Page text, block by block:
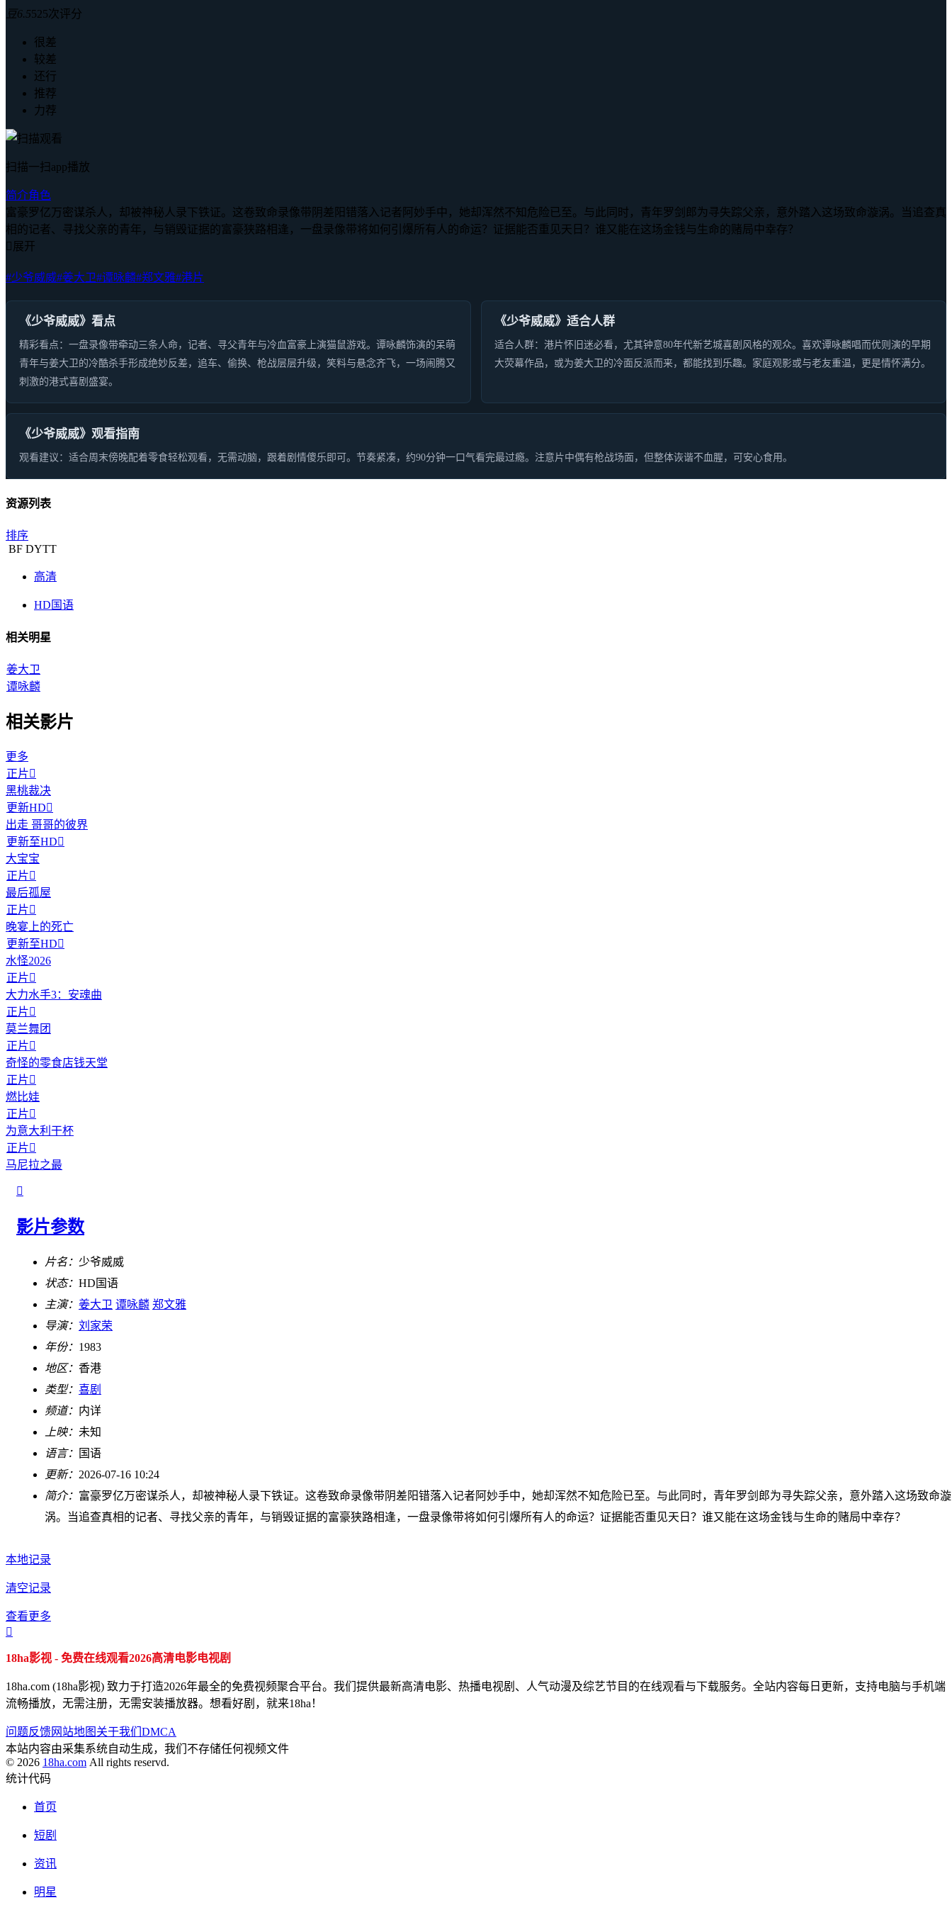
豆6.5525次评分
很差
较差
还行
推荐
力荐
扫描一扫app播放
简介角色
富豪罗亿万密谋杀人，却被神秘人录下铁证。这卷致命录像带阴差阳错落入记者阿妙手中，她却浑然不知危险已至。与此同时，青年罗剑郎为寻失踪父亲，意外踏入这场致命漩涡。当追查真
相的记者、寻找父亲的青年，与销毁证据的富豪狭路相逢，一盘录像带将如何引爆所有人的命运？证据能否重见天日？谁又能在这场金钱与生命的赌局中幸存？
 展开
#少爷威威#姜大卫#谭咏麟#郑文雅#港片
《少爷威威》看点
精彩看点：一盘录像带牵动三条人命，记者、寻父青年与冷血富豪上演猫鼠游戏。谭咏麟饰演的呆萌
青年与姜大卫的冷酷杀手形成绝妙反差，追车、偷换、枪战层层升级，笑料与悬念齐飞，一场闹腾又
刺激的港式喜剧盛宴。
《少爷威威》适合人群
适合人群：港片怀旧迷必看，尤其钟意80年代新艺城喜剧风格的观众。喜欢谭咏麟唱而优则演的早期
大荧幕作品，或为姜大卫的冷面反派而来，都能找到乐趣。家庭观影或与老友重温，更是情怀满分。
《少爷威威》观看指南
观看建议：适合周末傍晚配着零食轻松观看，无需动脑，跟着剧情傻乐即可。节奏紧凑，约90分钟一口气看完最过瘾。注意片中偶有枪战场面，但整体诙谐不血腥，可安心食用。
资源列表
排序
BF DYTT
高清
HD国语
相关明星
姜大卫
谭咏麟
相关影片
更多
正片
黑桃裁决
更新HD
出走 哥哥的彼界
更新至HD
大宝宝
正片
最后孤屋
正片
晚宴上的死亡
更新至HD
水怪2026
正片
大力水手3：安魂曲
正片
莫兰舞团
正片
奇怪的零食店钱天堂
正片
燃比娃
正片
为意大利干杯
正片
马尼拉之最

影片参数
片名： 少爷威威
状态： HD国语
主演： 姜大卫 谭咏麟 郑文雅
导演： 刘家荣
年份： 1983
地区： 香港
类型： 喜剧
频道： 内详
上映： 未知
语言：
国语
更新： 2026-07-16 10:24
简介： 富豪罗亿万密谋杀人，却被神秘人录下铁证。这卷致命录像带阴差阳错落入记者阿妙手中，她却浑然不知危险已至。与此同时，青年罗剑郎为寻失踪父亲，意外踏入这场致命漩
涡。当追查真相的记者、寻找父亲的青年，与销毁证据的富豪狭路相逢，一盘录像带将如何引爆所有人的命运？证据能否重见天日？谁又能在这场金钱与生命的赌局中幸存？
本地记录
清空记录
查看更多

18ha影视 - 免费在线观看2026高清电影电视剧
18ha.com (18ha影视) 致力于打造2026年最全的免费视频聚合平台。我们提供最新高清电影、热播电视剧、人气动漫及综艺节目的在线观看与下载服务。全站内容每日更新，支持电脑与手机端
流畅播放，无需注册，无需安装播放器。想看好剧，就来18ha！
问题反馈网站地图 关于我们 DMCA
本站内容由采集系统自动生成，我们不存储任何视频文件
© 2026 18ha.com All rights reservd.
统计代码
首页
短剧
资讯
明星